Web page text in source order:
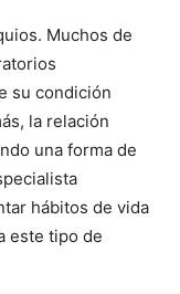
Muchos de
su condición
la relación
una forma de
hábitos de vida
este tipo de